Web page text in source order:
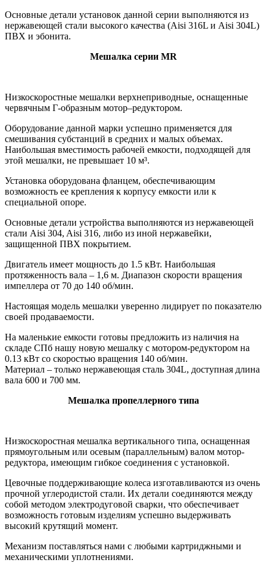
Основные детали установок данной серии выполняются из
нержавеющей стали высокого качества (Aisi 316L и Aisi 304L)
ПВХ и эбонита.
Мешалка серии MR
Низкоскоростные мешалки верхнеприводные, оснащенные
червячным Г-образным мотор–редуктором.
Оборудование данной марки успешно применяется для
смешивания субстанций в средних и малых объемах.
Наибольшая вместимость рабочей емкости, подходящей для
этой мешалки, не превышает 10 м³.
Установка оборудована фланцем, обеспечивающим
возможность ее крепления к корпусу емкости или к
специальной опоре.
Основные детали устройства выполняются из нержавеющей
стали Aisi 304, Aisi 316, либо из иной нержавейки,
защищенной ПВХ покрытием.
Двигатель имеет мощность до 1.5 кВт. Наибольшая
протяженность вала – 1,6 м. Диапазон скорости вращения
импеллера от 70 до 140 об/мин.
Настоящая модель мешалки уверенно лидирует по показателю
своей продаваемости.
На маленькие емкости готовы предложить из наличия на
складе СПб нашу новую мешалку с мотором-редуктором на
0.13 кВт со скоростью вращения 140 об/мин.
Материал – только нержавеющая сталь 304L, доступная длина
вала 600 и 700 мм.
Мешалка пропеллерного типа
Низкоскоростная мешалка вертикального типа, оснащенная
прямоугольным или осевым (параллельным) валом мотор-
редуктора, имеющим гибкое соединения с установкой.
Цевочные поддерживающие колеса изготавливаются из очень
прочной углеродистой стали. Их детали соединяются между
собой методом электродуговой сварки, что обеспечивает
возможность готовым изделиям успешно выдерживать
высокий крутящий момент.
Механизм поставляться нами с любыми картриджными и
механическими уплотнениями.